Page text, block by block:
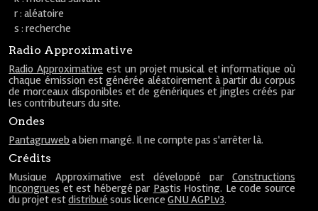
r : aléatoire
s : recherche
Radio Approximative
Radio Approximative est un projet musical et informatique où
chaque émission est générée aléatoirement à partir du corpus
de morceaux disponibles et de génériques et jingles créés par
les contributeurs du site.
Ondes
Pantagruweb a bien mangé. Il ne compte pas s'arrêter là.
Crédits
Musique Approximative est développé par Constructions
Incongrues et est hébergé par Pastis Hosting. Le code source
du projet estdistribué sous licenceGNU AGPLv3.